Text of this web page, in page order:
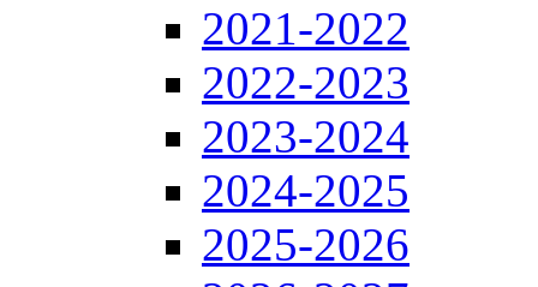
2021-2022
2022-2023
2023-2024
2024-2025
2025-2026